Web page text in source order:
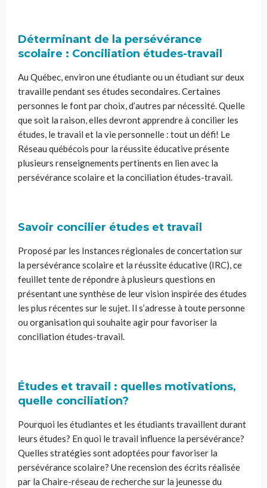
Déterminant de la persévérance
scolaire : Conciliation études-travail
Au Québec, environ une étudiante ou un étudiant sur deux
travaille pendant ses études secondaires. Certaines
personnes le font par choix, d’autres par nécessité. Quelle
que soit la raison, elles devront apprendre à concilier les
études, le travail et la vie personnelle : tout un défi! Le
Réseau québécois pour la réussite éducative présente
plusieurs renseignements pertinents en lien avec la
persévérance scolaire et la conciliation études-travail.
Savoir concilier études et travail
Proposé par les Instances régionales de concertation sur
la persévérance scolaire et la réussite éducative (IRC), ce
feuillet tente de répondre à plusieurs questions en
présentant une synthèse de leur vision inspirée des études
les plus récentes sur le sujet. Il s’adresse à toute personne
ou organisation qui souhaite agir pour favoriser la
conciliation études-travail.
Études et travail : quelles motivations,
quelle conciliation?
Pourquoi les étudiantes et les étudiants travaillent durant
leurs études? En quoi le travail influence la persévérance?
Quelles stratégies sont adoptées pour favoriser la
persévérance scolaire? Une recension des écrits réalisée
par la Chaire-réseau de recherche sur la jeunesse du